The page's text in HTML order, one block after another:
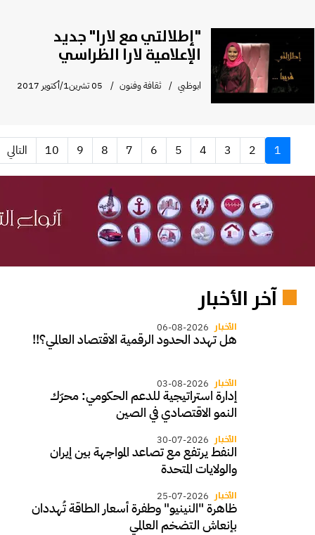
"إطلالتي مع لارا" جديد
الإعلامية لارا الظراسي
ابوظبي ثقافة وفنون 05 تشرين1/أكتوير 2017
1
2
3
4
5
6
7
8
9
10 التالي
آخر الأخبار
الأخبار 06-08-2026
هل تهدد الحدود الرقمية الاقتصاد العالمي؟!!
الأخبار 03-08-2026
إدارة استراتيجية للدعم الحكومي: محرّك
النمو الاقتصادي في الصين
الأخبار 30-07-2026
النفط يرتفع مع تصاعد المواجهة بين إيران
والولايات المتحدة
الأخبار 25-07-2026
ظاهرة "النينيو" وطفرة أسعار الطاقة تُهددان
بإنعاش التضخم العالمي